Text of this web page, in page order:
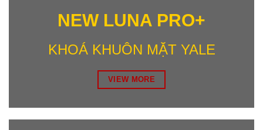
NEW LUNA PRO+
KHOÁ KHUÔN MẶT YALE
VIEW MORE